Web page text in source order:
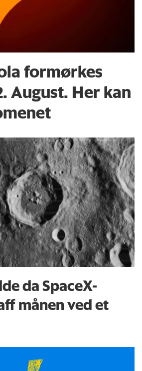
formørkes
August. Her kan
da SpaceX-
månen ved et